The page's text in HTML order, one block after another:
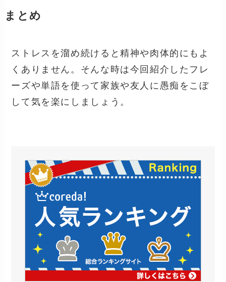
まとめ
ストレスを溜め続けると精神や肉体的にもよ
くありません。そんな時は今回紹介したフレ
ーズや単語を使って家族や友人に愚痴をこぼ
して気を楽にしましょう。